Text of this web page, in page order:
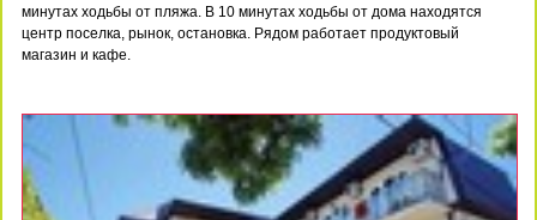
минутах ходьбы от пляжа. В 10 минутах ходьбы от дома находятся
центр поселка, рынок, остановка. Рядом работает продуктовый
магазин и кафе.